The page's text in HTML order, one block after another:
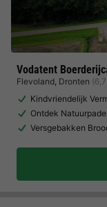
Vodatent
Flevoland, Dronten
Kindvriendelijk
Ontdek
Versgebakken